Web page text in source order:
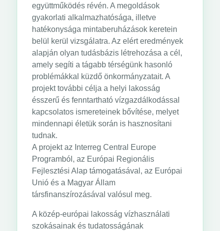
együttműködés révén. A megoldások
gyakorlati alkalmazhatósága, illetve
hatékonysága mintaberuházások keretein
belül kerül vizsgálatra. Az elért eredmények
alapján olyan tudásbázis létrehozása a cél,
amely segíti a tágabb térségünk hasonló
problémákkal küzdő önkormányzatait. A
projekt további célja a helyi lakosság
ésszerű és fenntartható vízgazdálkodással
kapcsolatos ismereteinek bővítése, melyet
mindennapi életük során is hasznosítani
tudnak.
A projekt az Interreg Central Europe
Programból, az Európai Regionális
Fejlesztési Alap támogatásával, az Európai
Unió és a Magyar Állam
társfinanszírozásával valósul meg.
A közép-európai lakosság vízhasználati
szokásainak és tudatosságának